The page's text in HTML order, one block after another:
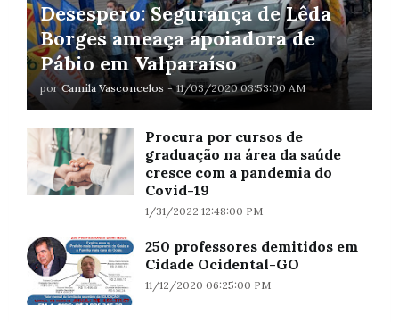
Desespero: Segurança de Lêda
Borges ameaça apoiadora de
Pábio em Valparaíso
por Camila Vasconcelos - 11/03/2020 03:53:00 AM
Procura por cursos de
graduação na área da saúde
cresce com a pandemia do
Covid-19
1/31/2022 12:48:00 PM
250 professores demitidos em
Cidade Ocidental-GO
11/12/2020 06:25:00 PM